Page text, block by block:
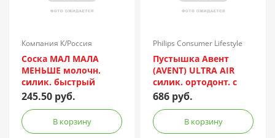
Компания К/Россия
Соска МАЛ МАЛА
МЕНЬШЕ молочн.
силик. быстрый
поток №2 (арт.
245.50 руб.
В корзину
Philips Consumer Lifestyle
B.V./Нидерланды
Пустышка Авент
(AVENT) ULTRA AIR
силик. ортодонт. с
щитком-нагубником
кольцом-держ.
(18+мес.) с фут. №1
(арт. SCF354/01)
686 руб.
В корзину